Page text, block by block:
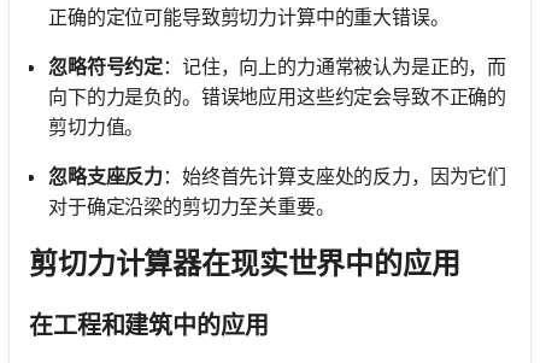
正确的定位可能导致剪切力计算中的重大错误。
忽略符号约定：记住，向上的力通常被认为是正的，而
向下的力是负的。错误地应用这些约定会导致不正确的
剪切力值。
忽略支座反力：始终首先计算支座处的反力，因为它们
对于确定沿梁的剪切力至关重要。
剪切力计算器在现实世界中的应用
在工程和建筑中的应用